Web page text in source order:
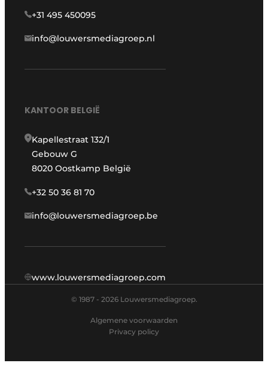
+31 495 450095
info@louwersmediagroep.nl
KANTOOR BELGIË
Kapellestraat 132/1
Gebouw G
8020 Oostkamp België
+32 50 36 81 70
info@louwersmediagroep.be
www.louwersmediagroep.com
© 1987 - 2026 Louwersmediagroep.
Algemene voorwaarden
Privacy policy